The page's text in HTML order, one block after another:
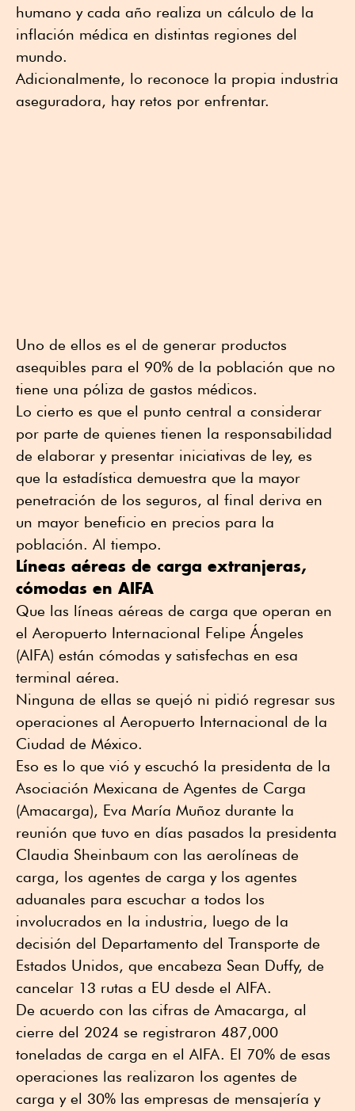
humano y cada año realiza un cálculo de la
inflación médica en distintas regiones del
mundo.
Adicionalmente, lo reconoce la propia industria
aseguradora, hay retos por enfrentar.
Uno de ellos es el de generar productos
asequibles para el 90% de la población que no
tiene una póliza de gastos médicos.
Lo cierto es que el punto central a considerar
por parte de quienes tienen la responsabilidad
de elaborar y presentar iniciativas de ley, es
que la estadística demuestra que la mayor
penetración de los seguros, al final deriva en
un mayor beneficio en precios para la
población. Al tiempo.
Líneas aéreas de carga extranjeras,
cómodas en AIFA
Que las líneas aéreas de carga que operan en
el Aeropuerto Internacional Felipe Ángeles
(AIFA) están cómodas y satisfechas en esa
terminal aérea.
Ninguna de ellas se quejó ni pidió regresar sus
operaciones al Aeropuerto Internacional de la
Ciudad de México.
Eso es lo que vió y escuchó la presidenta de la
Asociación Mexicana de Agentes de Carga
(Amacarga), Eva María Muñoz durante la
reunión que tuvo en días pasados la presidenta
Claudia Sheinbaum con las aerolíneas de
carga, los agentes de carga y los agentes
aduanales para escuchar a todos los
involucrados en la industria, luego de la
decisión del Departamento del Transporte de
Estados Unidos, que encabeza Sean Duffy, de
cancelar 13 rutas a EU desde el AIFA.
De acuerdo con las cifras de Amacarga, al
cierre del 2024 se registraron 487,000
toneladas de carga en el AIFA. El 70% de esas
operaciones las realizaron los agentes de
carga y el 30% las empresas de mensajería y